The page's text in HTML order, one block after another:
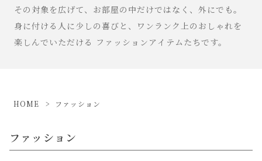
その対象を広げて、お部屋の中だけではなく、外にでも。
身に付ける人に少しの喜びと、ワンランク上のおしゃれを
楽しんでいただける ファッションアイテムたちです。
HOME ファッション
ファッション